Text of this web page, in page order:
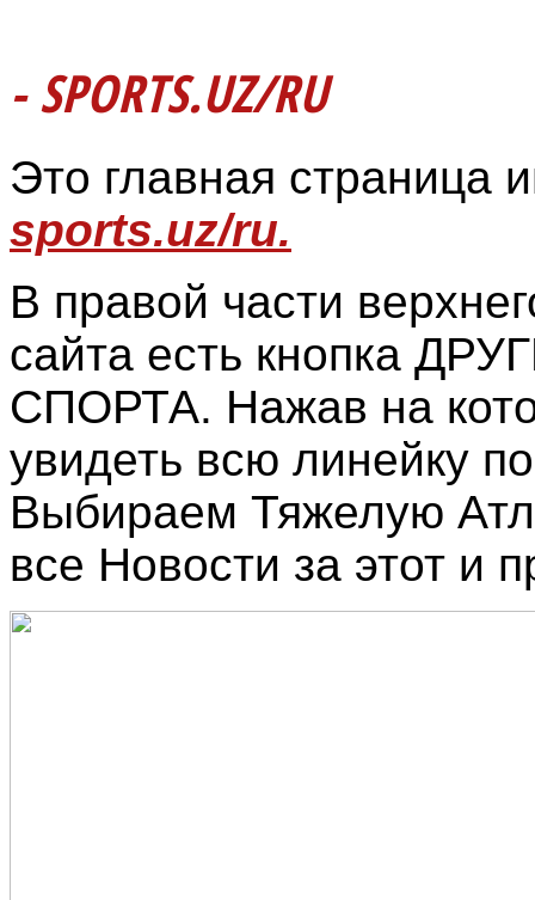
- SPORTS.UZ/RU
Это главная страница
sports.uz/ru.
В правой части
сайта есть кнопка
СПОРТА. Нажав на
увидеть всю линейку
Выбираем Тяжелую
все Новости за этот и